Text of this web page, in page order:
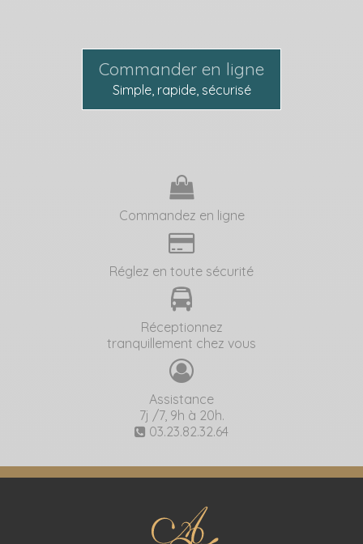
Commander en ligne
Simple, rapide, sécurisé
Commandez en ligne
Réglez en toute sécurité
Réceptionnez
tranquillement chez vous
Assistance
7j /7, 9h à 20h.
03.23.82.32.64